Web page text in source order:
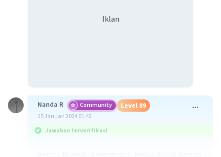
Iklan
Nanda R Community Level 89
15 Januari 2024 01:42
Jawaban terverifikasi